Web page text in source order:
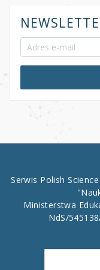
Serwis Polish
Ministerstwa
NdS/